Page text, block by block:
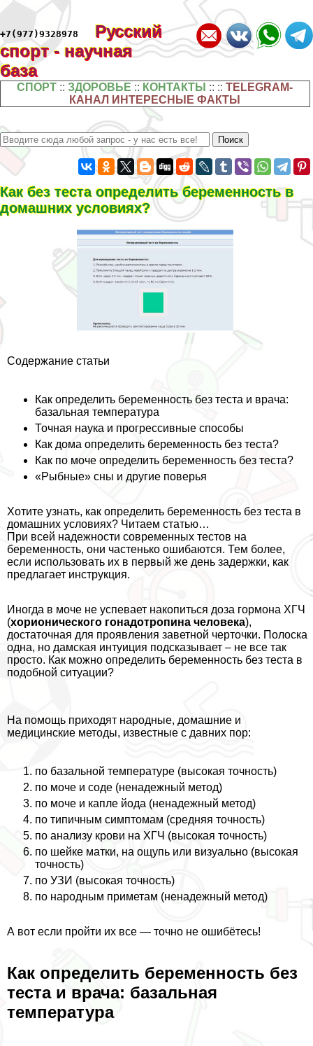
+7(977)9328978
Русский
спорт - научная
база
СПОРТ ::ЗДОРОВЬЕ :: КОНТАКТЫ :: ::TELEGRAM-
КАНАЛ ИНТЕРЕСНЫЕ ФАКТЫ
Как без теста определить беременность в
домашних условиях?
Содержание статьи
Как определить беременность без теста и врача:
базальная температура
Точная наука и прогрессивные способы
Как дома определить беременность без теста?
Как по моче определить беременность без теста?
«Рыбные» сны и другие поверья
Хотите узнать, как определить беременность без теста в
домашних условиях? Читаем статью…
При всей надежности современных тестов на
беременность, они частенько ошибаются. Тем более,
если использовать их в первый же день задержки, как
предлагает инструкция.
Иногда в моче не успевает накопиться доза гормона ХГЧ
(хорионического гонадотропина человека),
достаточная для проявления заветной черточки. Полоска
одна, но дамская интуиция подсказывает – не все так
просто. Как можно определить беременность без теста в
подобной ситуации?
На помощь приходят народные, домашние и
медицинские методы, известные с давних пор:
по базальной температуре (высокая точность)
по моче и соде (ненадежный метод)
по моче и капле йода (ненадежный метод)
по типичным симптомам (средняя точность)
по анализу крови на ХГЧ (высокая точность)
по шейке матки, на ощупь или визуально (высокая
точность)
по УЗИ (высокая точность)
по народным приметам (ненадежный метод)
А вот если пройти их все — точно не ошибётесь!
Как определить беременность без
теста и врача: базальная
температура